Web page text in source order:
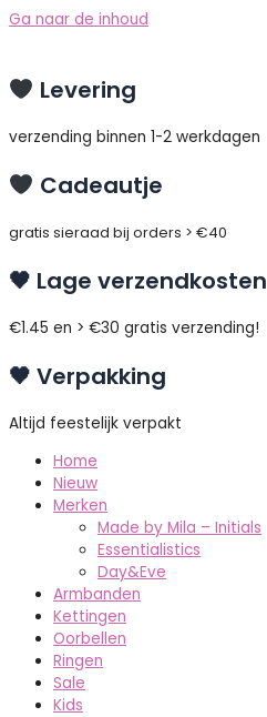
Ga naar de inhoud
Levering
verzending binnen 1-2 werkdagen
Cadeautje
gratis sieraad bij orders > €40
🖤 Lage verzendkosten
€1.45 en > €30 gratis verzending!
🖤 Verpakking
Altijd feestelijk verpakt
Home
Nieuw
Merken
Made by Mila – Initials
Essentialistics
Day&Eve
Armbanden
Kettingen
Oorbellen
Ringen
Sale
Kids